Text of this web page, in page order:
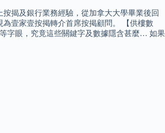
揭及銀行業務經驗，從加拿大大學畢業後回
壹家壹按掲轉介首席按掲顧問。 【供樓數
字眼，究竟這些關鍵字及數據隱含甚麼… 如果